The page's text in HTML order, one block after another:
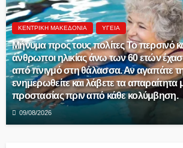
ΚΕΝΤΡΙΚΉ ΜΑΚΕΔΟΝΊΑ ΥΓΕΊΑ
Μήνυμα προς τους πολίτες Το περσινό
άνθρωποι ηλικίας άνω των 60 ετών
από πνιγμό στη θάλασσα. Αν αγαπάτε
ενημερωθείτε και λάβετε τα απαραίτητα
προστασίας πριν από κάθε κολύμβηση.
09/08/2026